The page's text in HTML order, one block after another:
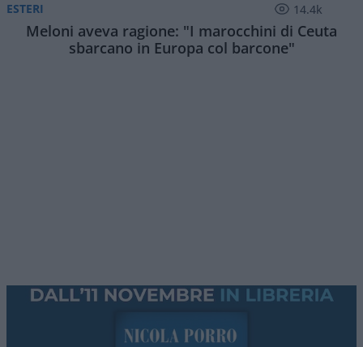
ESTERI 14.4k
Meloni aveva ragione: "I marocchini di Ceuta
sbarcano in Europa col barcone"